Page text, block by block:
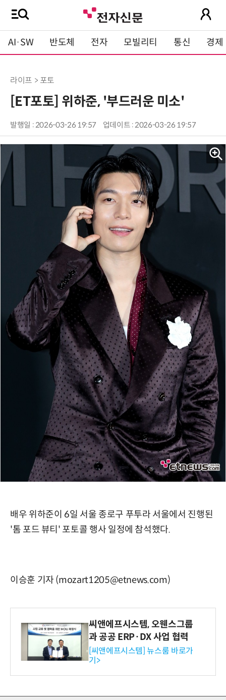
AI·SW 반도체 전자 모빌리티 통신 경제
라이프 > 포토
[ET포토] 위하준, '부드러운 미소'
발행일 : 2026-03-26 19:57 업데이트 : 2026-03-26 19:57
배우 위하준이 6일 서울 종로구 푸투라 서울에서 진행된
'톰 포드 뷰티' 포토콜 행사 일정에 참석했다.
이승훈 기자 (mozart1205@etnews.com)
씨앤에프시스템, 오웬스그룹
과 공공 ERP·DX 사업 협력
[씨앤에프시스템] 뉴스룸 바로가
기>